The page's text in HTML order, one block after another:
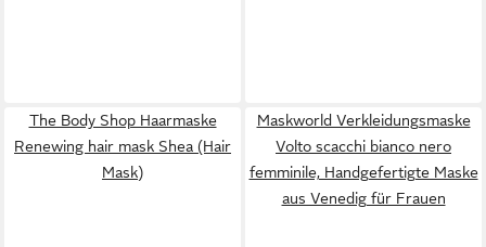
The Body Shop Haarmaske
Renewing hair mask Shea (Hair
Mask)
Maskworld Verkleidungsmaske
Volto scacchi bianco nero
femminile, Handgefertigte Maske
aus Venedig für Frauen